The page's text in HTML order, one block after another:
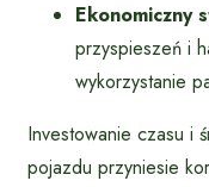
Ekonomiczny
przyspieszeń i
wykorzystanie
Investowanie czasu i
pojazdu przyniesie